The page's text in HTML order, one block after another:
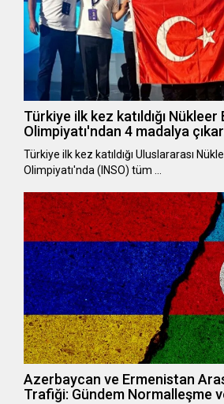
Türkiye ilk kez katıldığı Nükleer
Olimpiyatı'ndan 4 madalya
Türkiye ilk kez katıldığı Uluslararası
Olimpiyatı'nda (INSO) tüm …
Azerbaycan ve Ermenistan
Trafiği: Gündem Normalleşme